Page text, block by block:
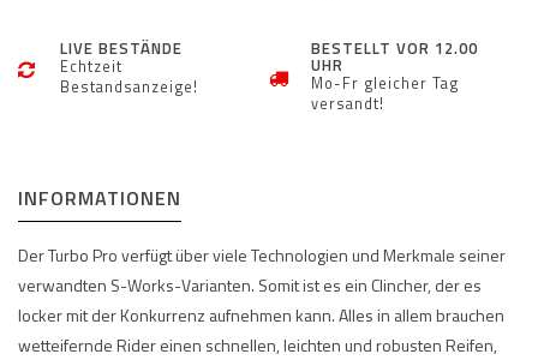
LIVE BESTÄNDE
Echtzeit
Bestandsanzeige!
BESTELLT VOR 12.00
UHR
Mo-Fr gleicher Tag
versandt!
INFORMATIONEN
Der Turbo Pro verfügt über viele Technologien und Merkmale seiner
verwandten S-Works-Varianten. Somit ist es ein Clincher, der es
locker mit der Konkurrenz aufnehmen kann. Alles in allem brauchen
wetteifernde Rider einen schnellen, leichten und robusten Reifen,